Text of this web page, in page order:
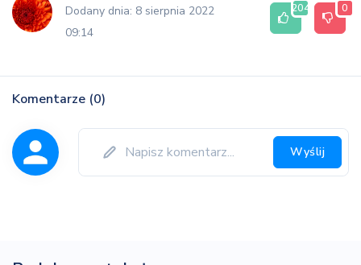
Dodany dnia: 8 sierpnia 2022
09:14
204 0
Komentarze (0)
Wyślij